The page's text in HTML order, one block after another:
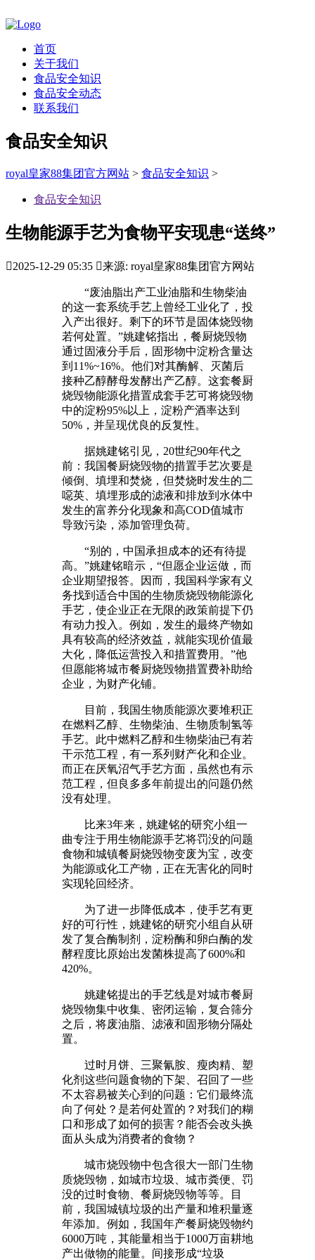
首页
关于我们
食品安全知识
食品安全动态
联系我们
食品安全知识
royal皇家88集团官方网站 > 食品安全知识 >
食品安全知识
生物能源手艺为食物平安现患“送终”
2025-12-29 05:35 来源: royal皇家88集团官方网站
“废油脂出产工业油脂和生物柴油
的这一套系统手艺上曾经工业化了，投
入产出很好。剩下的环节是固体烧毁物
若何处置。”姚建铭指出，餐厨烧毁物
通过固液分手后，固形物中淀粉含量达
到11%~16%。他们对其酶解、灭菌后
接种乙醇酵母发酵出产乙醇。这套餐厨
烧毁物能源化措置成套手艺可将烧毁物
中的淀粉95%以上，淀粉产酒率达到
50%，并呈现优良的反复性。
据姚建铭引见，20世纪90年代之
前：我国餐厨烧毁物的措置手艺次要是
倾倒、填埋和焚烧，但焚烧时发生的二
噁英、填埋形成的滤液和排放到水体中
发生的富养分化现象和高COD值城市
导致污染，添加管理负荷。
“别的，中国承担成本的还有待提
高。”姚建铭暗示，“但愿企业运做，而
企业期望报答。因而，我国科学家有义
务找到适合中国的生物质烧毁物能源化
手艺，使企业正在无限的政策前提下仍
有动力投入。例如，发生的最终产物如
具有较高的经济效益，就能实现价值最
大化，降低运营投入和措置费用。”他
但愿能将城市餐厨烧毁物措置费补助给
企业，为财产化铺。
目前，我国生物质能源次要堆积正
在燃料乙醇、生物柴油、生物质制氢等
手艺。此中燃料乙醇和生物柴油已有若
干示范工程，有一系列财产化和企业。
而正在厌氧沼气手艺方面，虽然也有示
范工程，但良多多年前提出的问题仍然
没有处理。
比来3年来，姚建铭的研究小组一
曲专注于用生物能源手艺将罚没的问题
食物和城镇餐厨烧毁物变废为宝，改变
为能源或化工产物，正在无害化的同时
实现轮回经济。
为了进一步降低成本，使手艺有更
好的可行性，姚建铭的研究小组自从研
发了复合酶制剂，淀粉酶和卵白酶的发
酵程度比原始出发菌株提高了600%和
420%。
姚建铭提出的手艺线是对城市餐厨
烧毁物集中收集、密闭运输，复合筛分
之后，将废油脂、滤液和固形物分隔处
置。
过时月饼、三聚氰胺、瘦肉精、塑
化剂这些问题食物的下架、召回了一些
不太容易被关心到的问题：它们最终流
向了何处？是若何处置的？对我们的糊
口和形成了如何的损害？能否会改头换
面从头成为消费者的食物？
城市烧毁物中包含很大一部门生物
质烧毁物，如城市垃圾、城市粪便、罚
没的过时食物、餐厨烧毁物等等。目
前，我国城镇垃圾的出产量和堆积量逐
年添加。例如，我国年产餐厨烧毁物约
6000万吨，其能量相当于1000万亩耕地
产出做物的能量。间接形成“垃圾